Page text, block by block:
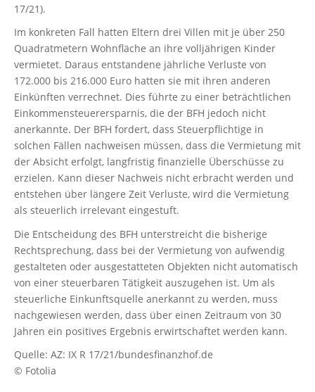
17/21).
Im konkreten Fall hatten Eltern drei Villen mit je über 250
Quadratmetern Wohnfläche an ihre volljährigen Kinder
vermietet. Daraus entstandene jährliche Verluste von
172.000 bis 216.000 Euro hatten sie mit ihren anderen
Einkünften verrechnet. Dies führte zu einer beträchtlichen
Einkommensteuerersparnis, die der BFH jedoch nicht
anerkannte. Der BFH fordert, dass Steuerpflichtige in
solchen Fällen nachweisen müssen, dass die Vermietung mit
der Absicht erfolgt, langfristig finanzielle Überschüsse zu
erzielen. Kann dieser Nachweis nicht erbracht werden und
entstehen über längere Zeit Verluste, wird die Vermietung
als steuerlich irrelevant eingestuft.
Die Entscheidung des BFH unterstreicht die bisherige
Rechtsprechung, dass bei der Vermietung von aufwendig
gestalteten oder ausgestatteten Objekten nicht automatisch
von einer steuerbaren Tätigkeit auszugehen ist. Um als
steuerliche Einkunftsquelle anerkannt zu werden, muss
nachgewiesen werden, dass über einen Zeitraum von 30
Jahren ein positives Ergebnis erwirtschaftet werden kann.
Quelle: AZ: IX R 17/21/bundesfinanzhof.de
© Fotolia